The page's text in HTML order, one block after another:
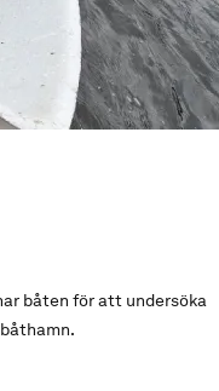
båten för att undersöka